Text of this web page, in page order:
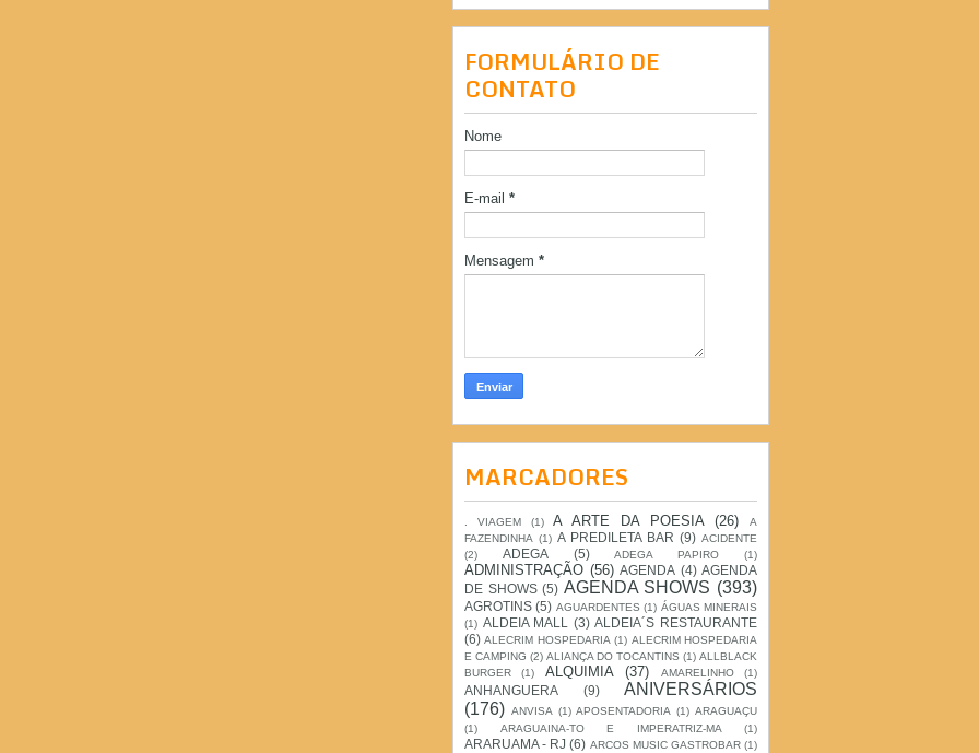
FORMULÁRIO DE
CONTATO
Nome
E-mail *
Mensagem *
MARCADORES
. VIAGEM (1) A ARTE DA POESIA (26)
A
FAZENDINHA (1) A PREDILETA BAR (9) ACIDENTE
(2)
ADEGA (5) ADEGA PAPIRO (1)
ADMINISTRAÇÃO (56) AGENDA (4) AGENDA
DE SHOWS (5) AGENDA SHOWS (393)
AGROTINS (5) AGUARDENTES (1) ÁGUAS MINERAIS
(1) ALDEIA MALL (3) ALDEIA´S RESTAURANTE
(6) ALECRIM HOSPEDARIA (1) ALECRIM HOSPEDARIA
E CAMPING (2) ALIANÇA DO TOCANTINS (1) ALLBLACK
BURGER
(1) ALQUIMIA (37) AMARELINHO (1)
ANHANGUERA (9)
ANIVERSÁRIOS
(176) ANVISA (1) APOSENTADORIA (1) ARAGUAÇU
(1)
ARAGUAINA-TO E IMPERATRIZ-MA (1)
ARARUAMA - RJ (6) ARCOS MUSIC GASTROBAR (1)